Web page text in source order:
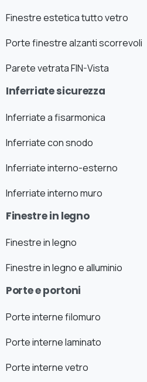
Finestre estetica tutto vetro
Porte finestre alzanti scorrevoli
Parete vetrata FIN-Vista
Inferriate sicurezza
Inferriate a fisarmonica
Inferriate con snodo
Inferriate interno-esterno
Inferriate interno muro
Finestre in legno
Finestre in legno
Finestre in legno e alluminio
Porte e portoni
Porte interne filomuro
Porte interne laminato
Porte interne vetro